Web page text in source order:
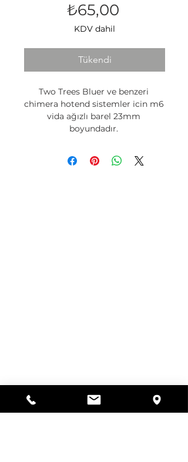
₺65,00
KDV dahil
Tükendi
Two Trees Bluer ve benzeri
chimera hotend sistemler icin m6
vida ağızlı barel 23mm
boyundadır.